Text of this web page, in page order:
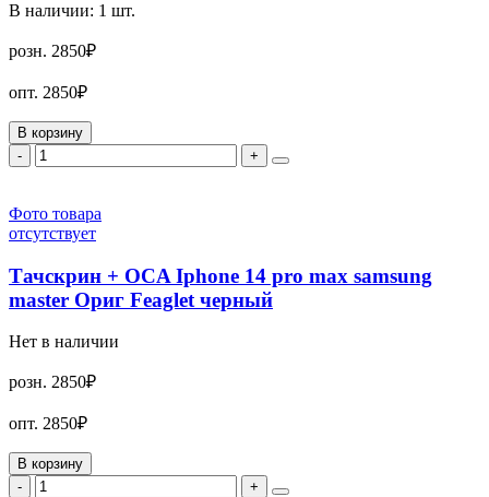
В наличии: 1 шт.
розн. 2850₽
опт. 2850₽
В корзину
-
+
Фото товара
отсутствует
Тачскрин + OCA Iphone 14 pro max samsung
master Ориг Feaglet черный
Нет в наличии
розн. 2850₽
опт. 2850₽
В корзину
-
+